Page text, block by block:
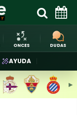
ONCES DUDAS
AYUDA
▶︎